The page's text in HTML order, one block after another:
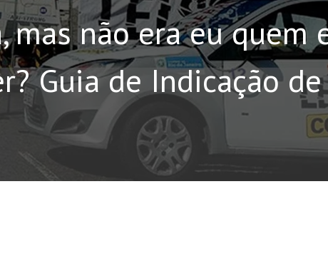
mas não era eu quem
Guia de Indicação